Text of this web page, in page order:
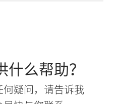
么帮助？
疑问，请告诉我